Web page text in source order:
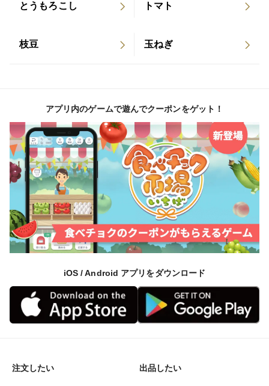
とうもろこし トマト
枝豆 玉ねぎ
アプリ内のゲームで遊んでクーポンをゲット！
iOS / Android アプリをダウンロード
注文したい 出品したい